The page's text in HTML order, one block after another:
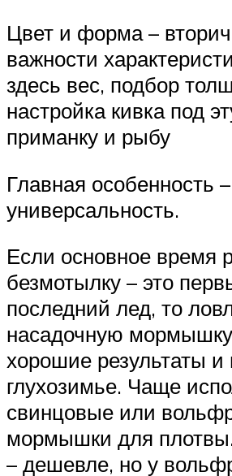
Цвет и форма –
важности
здесь вес, подбор
настройка кивка под
приманку и рыбу
Главная особенность –
универсальность.
Если основное время
безмотылку – это
последний лед, то
насадочную
хорошие результаты и
глухозимье. Чаще
свинцовые или
мормышки для
– дешевле, но у